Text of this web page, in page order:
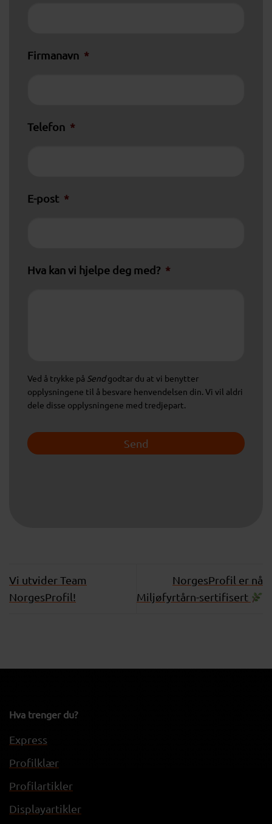
Firmanavn *
Telefon *
E-post *
Hva kan vi hjelpe deg med? *
Ved å trykke på Sendgodtar du at vi benytter
opplysningene til å besvare henvendelsen din. Vi vil aldri
dele disse opplysningene med tredjepart.
Vi utvider Team
NorgesProfil!
NorgesProfil er nå
Miljøfyrtårn-sertifisert
Hva trenger du?
Express
Profilklær
Profilartikler
Displayartikler